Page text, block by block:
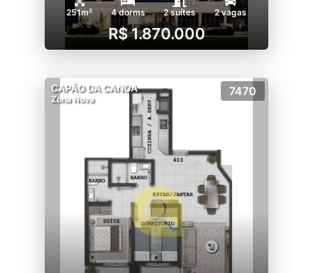
251m² 4 dorms 2 suítes 2 vagas
R$ 1.870.000
CAPÃO DA CANOA
Zona Nova
7470